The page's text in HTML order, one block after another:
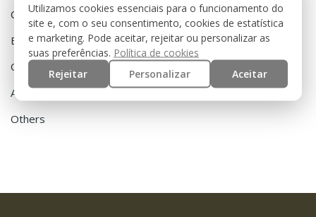
Clothing
Equipment
Outdoor 
Airguns
Others
Utilizamos cookies essenciais para o funcionamento do
site e, com o seu consentimento, cookies de estatística
e marketing. Pode aceitar, rejeitar ou personalizar as
suas preferências. Política de cookies
Rejeitar
Personalizar Aceitar